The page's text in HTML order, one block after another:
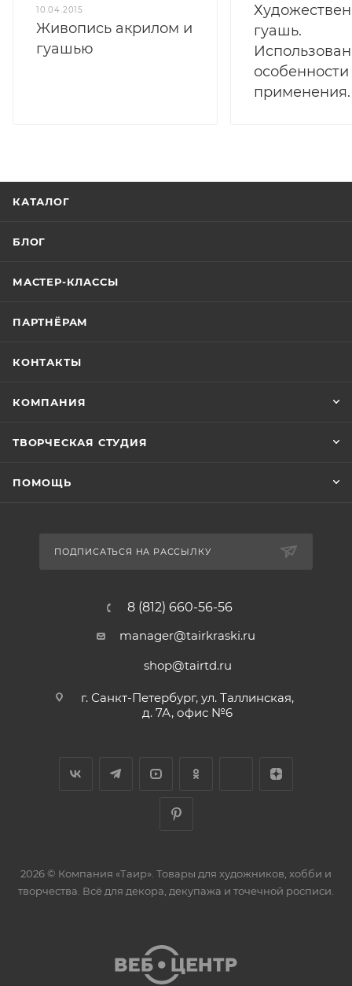
10.04.2015
Живопись акрилом и
гуашью
гуашь.
применения.
КАТАЛОГ
БЛОГ
МАСТЕР-КЛАССЫ
ПАРТНЁРАМ
КОНТАКТЫ
КОМПАНИЯ
ТВОРЧЕСКАЯ СТУДИЯ
ПОМОЩЬ
ПОДПИСАТЬСЯ НА РАССЫЛКУ
8 (812) 660-56-56
manager@tairkraski.ru
shop@tairtd.ru
г. Санкт-Петербург, ул. Таллинская,
д. 7А, офис №6
2026 © Компания «Таир». Товары для художников, хобби и
творчества. Всё для декора, декупажа и точечной росписи.